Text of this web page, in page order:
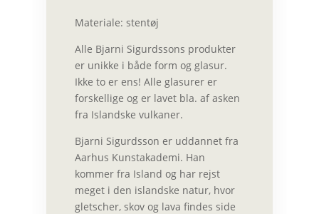
Materiale: stentøj
Alle Bjarni Sigurdssons produkter
er unikke i både form og glasur.
Ikke to er ens! Alle glasurer er
forskellige og er lavet bla. af asken
fra Islandske vulkaner.
Bjarni Sigurdsson er uddannet fra
Aarhus Kunstakademi. Han
kommer fra Island og har rejst
meget i den islandske natur, hvor
gletscher, skov og lava findes side